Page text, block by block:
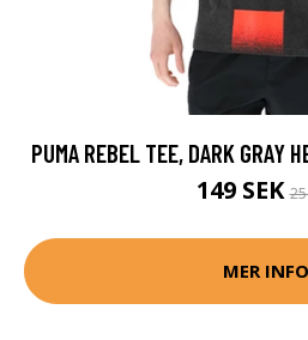
PUMA REBEL TEE, DARK GRAY
149 SEK
MER